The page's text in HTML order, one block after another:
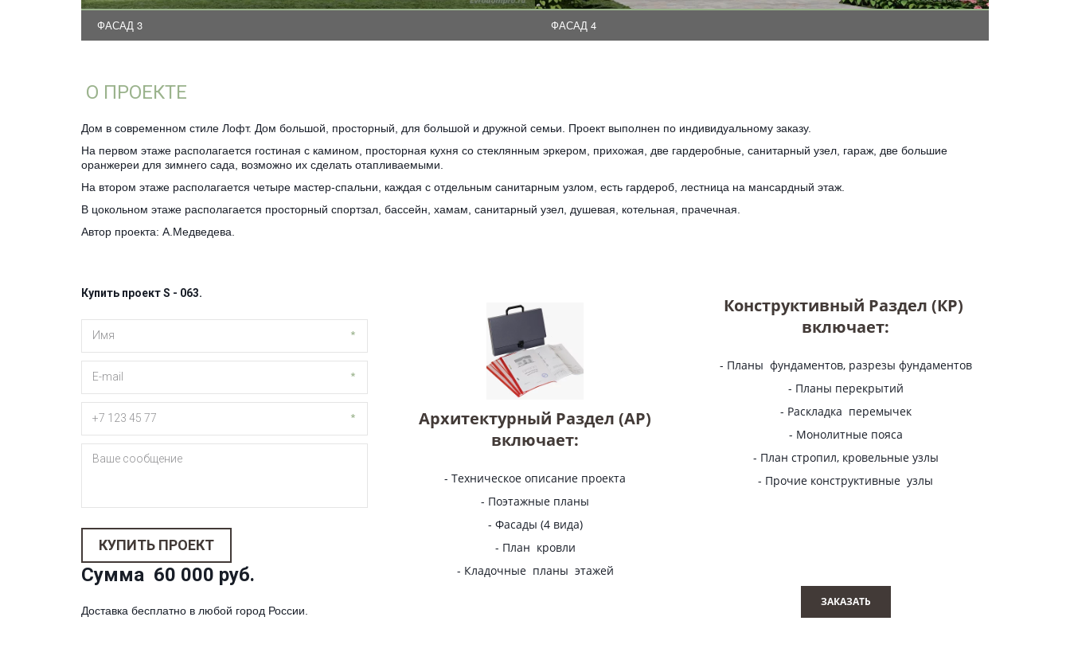
ФАСАД 3 ФАСАД 4
О ПРОЕКТЕ
Дом в современном стиле Лофт. Дом большой, просторный, для большой и дружной семьи. Проект выполнен по индивидуальному заказу.
На первом этаже располагается гостиная с камином, просторная кухня со стеклянным эркером, прихожая, две гардеробные, санитарный узел, гараж, две большие
оранжереи для зимнего сада, возможно их сделать отапливаемыми.
На втором этаже располагается четыре мастер-спальни, каждая с отдельным санитарным узлом, есть гардероб, лестница на мансардный этаж.
В цокольном этаже располагается просторный спортзал, бассейн, хамам, санитарный узел, душевая, котельная, прачечная.
Автор проекта: А.Медведева.
Купить проект S - 063.
*
*
*
КУПИТЬ ПРОЕКТ
Сумма  60 000 руб.
Доставка бесплатно в любой город России.
Архитектурный Раздел (АР)
включает:
- Техническое описание проекта
- Поэтажные планы
- Фасады (4 вида)
- План кровли
- Кладочные планы этажей
Конструктивный Раздел (КР)
включает:
- Планы фундаментов, разрезы фундаментов
- Планы перекрытий
- Раскладка перемычек
- Монолитные пояса
- План стропил, кровельные узлы
- Прочие конструктивные узлы
ЗАКАЗАТЬ